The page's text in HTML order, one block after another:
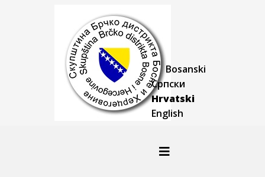
Bosanski
Српски
Hrvatski
English